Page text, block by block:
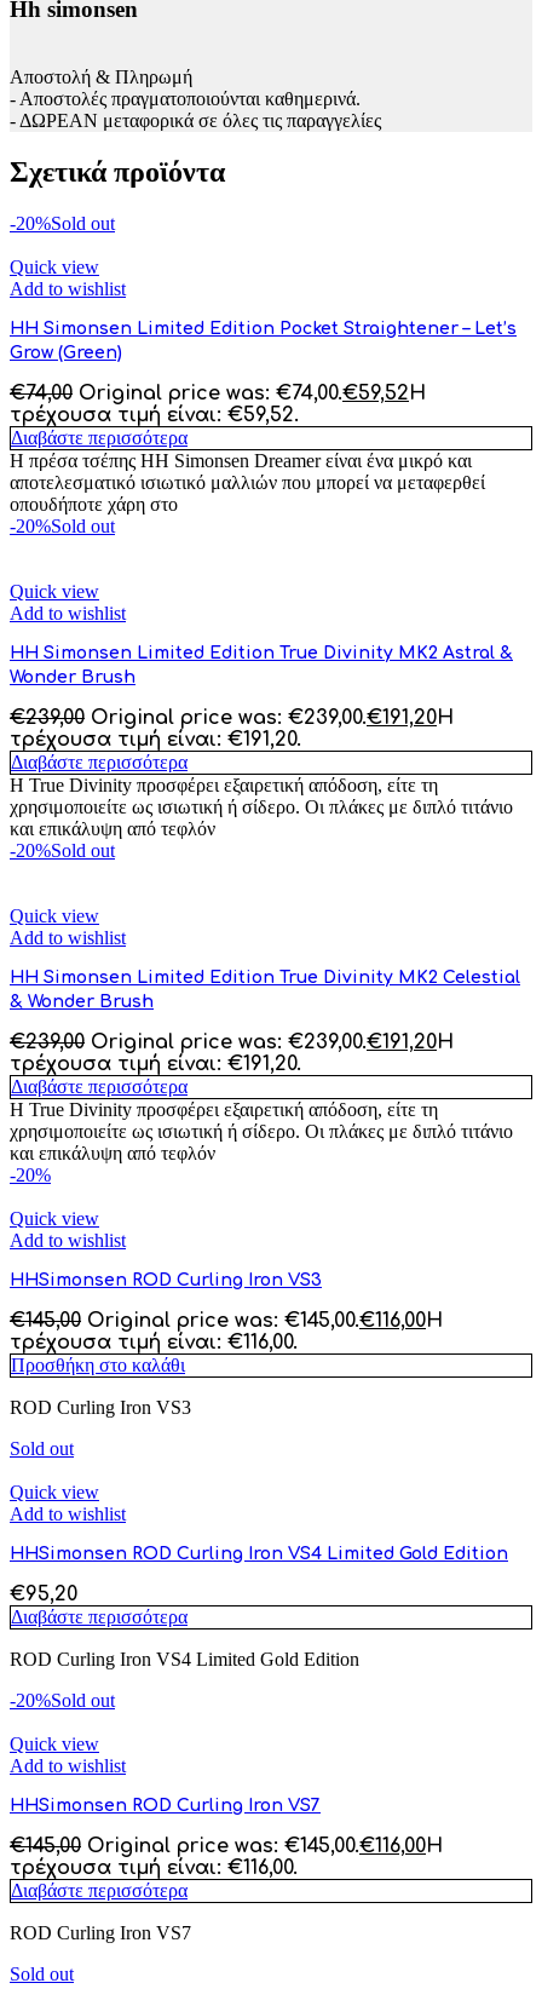
Hh simonsen
Αποστολή & Πληρωμή
- Αποστολές πραγματοποιούνται καθημερινά.
- ΔΩΡΕΑΝ μεταφορικά σε όλες τις παραγγελίες
Σχετικά προϊόντα
-20%Sold out
Quick view
Add to wishlist
HH Simonsen Limited Edition Pocket Straightener – Let’s
Grow (Green)
€74,00 Original price was: €74,00.€59,52Η
τρέχουσα τιμή είναι: €59,52.
Διαβάστε περισσότερα
Η πρέσα τσέπης HH Simonsen Dreamer είναι ένα μικρό και
αποτελεσματικό ισιωτικό μαλλιών που μπορεί να μεταφερθεί
οπουδήποτε χάρη στο
-20%Sold out
Quick view
Add to wishlist
HH Simonsen Limited Edition True Divinity MK2 Astral &
Wonder Brush
€239,00 Original price was: €239,00.€191,20Η
τρέχουσα τιμή είναι: €191,20.
Διαβάστε περισσότερα
Η True Divinity προσφέρει εξαιρετική απόδοση, είτε τη
χρησιμοποιείτε ως ισιωτική ή σίδερο. Οι πλάκες με διπλό τιτάνιο
και επικάλυψη από τεφλόν
-20%Sold out
Quick view
Add to wishlist
HH Simonsen Limited Edition True Divinity MK2 Celestial
& Wonder Brush
€239,00 Original price was: €239,00.€191,20Η
τρέχουσα τιμή είναι: €191,20.
Διαβάστε περισσότερα
Η True Divinity προσφέρει εξαιρετική απόδοση, είτε τη
χρησιμοποιείτε ως ισιωτική ή σίδερο. Οι πλάκες με διπλό τιτάνιο
και επικάλυψη από τεφλόν
-20%
Quick view
Add to wishlist
HHSimonsen ROD Curling Iron VS3
€145,00 Original price was: €145,00.€116,00Η
τρέχουσα τιμή είναι: €116,00.
Προσθήκη στο καλάθι
ROD Curling Iron VS3
Sold out
Quick view
Add to wishlist
HHSimonsen ROD Curling Iron VS4 Limited Gold Edition
€95,20
Διαβάστε περισσότερα
ROD Curling Iron VS4 Limited Gold Edition
-20%Sold out
Quick view
Add to wishlist
HHSimonsen ROD Curling Iron VS7
€145,00 Original price was: €145,00.€116,00Η
τρέχουσα τιμή είναι: €116,00.
Διαβάστε περισσότερα
ROD Curling Iron VS7
Sold out